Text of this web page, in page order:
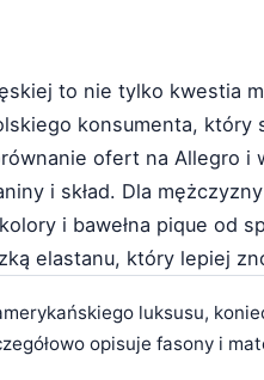
to nie tylko kwestia
konsumenta,
ofert na Allegro i
i skład. Dla
i bawełna pique od
elastanu, który lepiej
luksusu,
opisuje fasony i